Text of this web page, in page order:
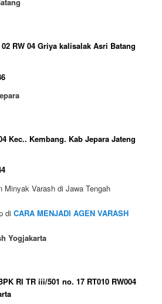
RW 04 Griya kalisalak Asri Batang
Kec.. Kembang. Kab Jepara Jateng
Minyak Varash di Jawa Tengah
diCARA MENJADI AGEN VARASH
Yogjakarta
RI TR iii/501 no. 17 RT010 RW004